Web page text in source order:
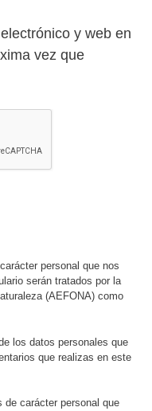
y web en
vez que
personal que nos
serán tratados por la
(AEFONA) como
los datos personales que
que realizas en este
de carácter personal que